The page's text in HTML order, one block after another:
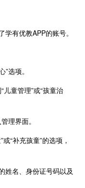
有优教APP的账号。
选项。
儿童管理”或“孩童治
理界面。
“补充孩童”的选项，
姓名、身份证号码以及